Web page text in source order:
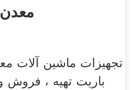
تجهیزات ماشین آلات
باریت تهیه ، فروش